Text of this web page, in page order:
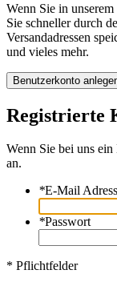
Wenn Sie in
Sie schneller durch
Versandadressen
und vieles mehr.
Benutzerkonto
Registrierte
Wenn Sie bei uns
an.
*E-Mail
*Passwort
* Pflichtfelder